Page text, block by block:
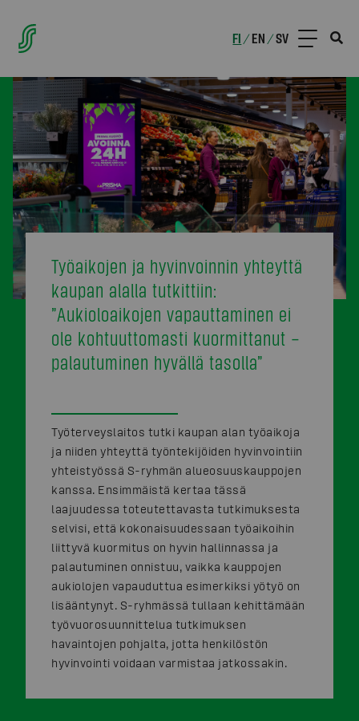
FI /EN /SV
Työaikojen ja hyvinvoinnin yhteyttä
kaupan alalla tutkittiin:
”Aukioloaikojen vapauttaminen ei
ole kohtuuttomasti kuormittanut –
palautuminen hyvällä tasolla”
Työterveyslaitos tutki kaupan alan työaikoja
ja niiden yhteyttä työntekijöiden hyvinvointiin
yhteistyössä S-ryhmän alueosuuskauppojen
kanssa. Ensimmäistä kertaa tässä
laajuudessa toteutettavasta tutkimuksesta
selvisi, että kokonaisuudessaan työaikoihin
liittyvä kuormitus on hyvin hallinnassa ja
palautuminen onnistuu, vaikka kauppojen
aukiolojen vapauduttua esimerkiksi yötyö on
lisääntynyt. S-ryhmässä tullaan kehittämään
työvuorosuunnittelua tutkimuksen
havaintojen pohjalta, jotta henkilöstön
hyvinvointi voidaan varmistaa jatkossakin.